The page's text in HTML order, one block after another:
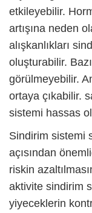
etkileyebilir.
artışına neden
alışkanlıkları
oluşturabilir.
görülmeyebilir.
ortaya çıkabilir.
sistemi hassas
Sindirim sistemi
açısından
riskin
aktivite sindirim
yiyeceklerin